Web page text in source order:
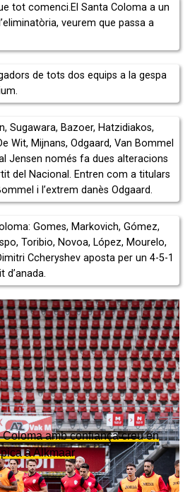
tot comenci.El Santa Coloma a un
veurem que passa a
de tots dos equips a la gespa
Sugawara, Bazoer, Hatzidiakos,
Wit, Mijnans, Odgaard, Van Bommel
Jensen només fa dues alteracions
del Nacional. Entren com a titulars
i l’extrem danès Odgaard.
Gomes, Markovich, Gómez,
Toribio, Novoa, López, Mourelo,
Ccheryshev aposta per un 4-5-1
d’anada.
amb confiança creu en
a Alkmaar